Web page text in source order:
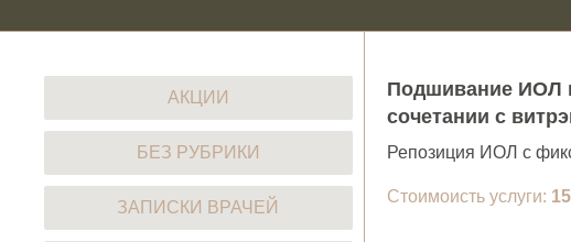
АКЦИИ
БЕЗ РУБРИКИ
ЗАПИСКИ ВРАЧЕЙ
Подшивание ИОЛ
сочетании с
Репозиция ИОЛ с
Стоимоисть услуги: